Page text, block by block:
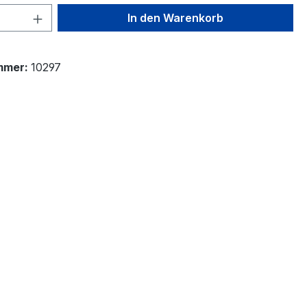
Anzahl: Gib den gewünschten Wert
In den Warenkorb
10297